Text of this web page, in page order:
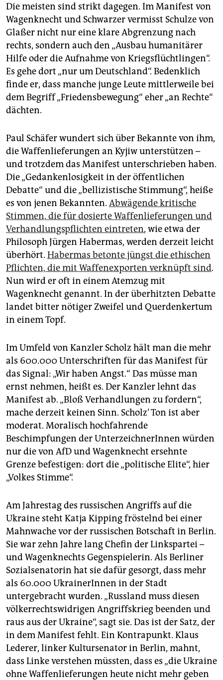
Die meisten sind strikt dagegen. Im Manifest von
Wagenknecht und Schwarzer vermisst Schulze von
Glaßer nicht nur eine klare Abgrenzung nach
rechts, sondern auch den „Ausbau humanitärer
Hilfe oder die Aufnahme von Kriegsflüchtlingen“.
Es gehe dort „nur um Deutschland“. Bedenklich
finde er, dass manche junge Leute mittlerweile bei
dem Begriff „Friedensbewegung“ eher „an Rechte“
dächten.
Paul Schäfer wundert sich über Bekannte von ihm,
die Waffenlieferungen an Kyjiw unterstützen –
und trotzdem das Manifest unterschrieben haben.
Die „Gedankenlosigkeit in der öffentlichen
Debatte“ und die „bellizistische Stimmung“, heiße
es von jenen Bekannten. Abwägende kritische
Stimmen, die für dosierte Waffenlieferungen und
Verhandlungspflichten eintreten, wie etwa der
Philosoph Jürgen Habermas, werden derzeit leicht
überhört. Habermas betonte jüngst die ethischen
Pflichten, die mit Waffenexporten verknüpft sind.
Nun wird er oft in einem Atemzug mit
Wagenknecht genannt. In der überhitzten Debatte
landet bitter nötiger Zweifel und Querdenkertum
in einem Topf.
Im Umfeld von Kanzler Scholz hält man die mehr
als 600.000 Unterschriften für das Manifest für
das Signal: „Wir haben Angst.“ Das müsse man
ernst nehmen, heißt es. Der Kanzler lehnt das
Manifest ab. „Bloß Verhandlungen zu fordern“,
mache derzeit keinen Sinn. Scholz’ Ton ist aber
moderat. Moralisch hochfahrende
Beschimpfungen der UnterzeichnerInnen würden
nur die von AfD und Wagenknecht ersehnte
Grenze befestigen: dort die „politische Elite“, hier
„Volkes Stimme“.
Am Jahrestag des russischen Angriffs auf die
Ukraine steht Katja Kipping fröstelnd bei einer
Mahnwache vor der russischen Botschaft in Berlin.
Sie war zehn Jahre lang Chefin der Linkspartei –
und Wagenknechts Gegenspielerin. Als Berliner
Sozialsenatorin hat sie dafür gesorgt, dass mehr
als 60.000 UkrainerInnen in der Stadt
untergebracht wurden. „Russland muss diesen
völkerrechtswidrigen Angriffskrieg beenden und
raus aus der Ukraine“, sagt sie. Das ist der Satz, der
in dem Manifest fehlt. Ein Kontrapunkt. Klaus
Lederer, linker Kultursenator in Berlin, mahnt,
dass Linke verstehen müssten, dass es „die Ukraine
ohne Waffenlieferungen heute nicht mehr geben